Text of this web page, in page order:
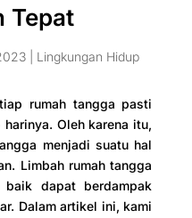
Tepat
| Lingkungan Hidup
rumah tangga pasti
Oleh karena itu,
menjadi suatu hal
Limbah rumah tangga
dapat berdampak
Dalam artikel ini, kami